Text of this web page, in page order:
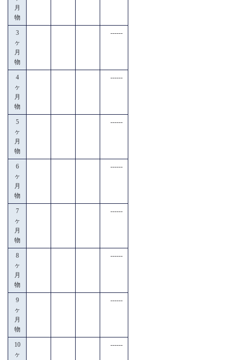
月
物
3
ヶ
月
物
------
4
ヶ
月
物
------
5
ヶ
月
物
------
6
ヶ
月
物
------
7
ヶ
月
物
------
8
ヶ
月
物
------
9
ヶ
月
物
------
10
ヶ
------